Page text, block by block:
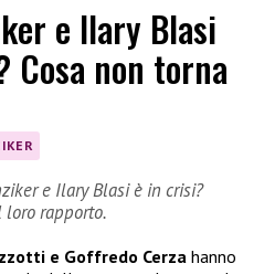
e Ilary Blasi
Cosa non torna
e Ilary Blasi è in crisi?
loro rapporto.
e Goffredo Cerza hanno